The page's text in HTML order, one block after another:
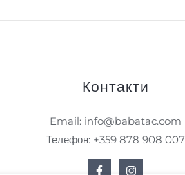
Контакти
Email: info@babatac.com
Телефон: +359 878 908 007